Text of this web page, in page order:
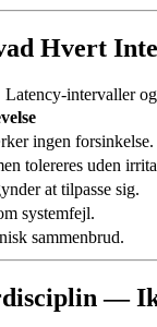
Hvert
Latency-intervaller
ingen forsinkelse.
tolereres uden
at tilpasse sig.
systemfejl.
sammenbrud.
—